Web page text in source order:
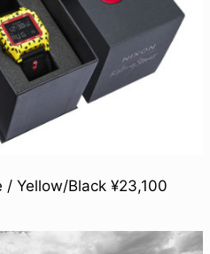
/ Yellow/Black ¥23,100